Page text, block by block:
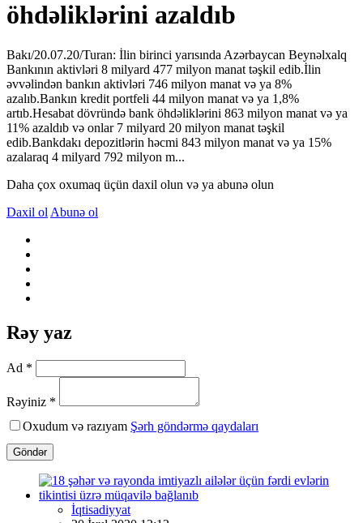
öhdəliklərini azaldıb
Bakı/20.07.20/Turan: İlin birinci yarısında Azərbaycan Beynəlxalq
Bankının aktivləri 8 milyard 477 milyon manat təşkil edib.İlin
əvvəlindən bankın aktivləri 746 milyon manat və ya 8%
azalıb.Bankın kredit portfeli 44 milyon manat və ya 1,8%
artıb.Hesabat dövründə bank öhdəliklərini 863 milyon manat və ya
11% azaldıb və onlar 7 milyard 20 milyon manat təşkil
edib.Bankdakı depozitlərin həcmi 843 milyon manat və ya 15%
azalaraq 4 milyard 792 milyon m...
Daha çox oxumaq üçün daxil olun və ya abunə olun
Daxil ol Abunə ol
Rəy yaz
Ad *
Rəyiniz *
Oxudum və razıyam Şərh göndərmə qaydaları
Göndər
İqtisadiyyat